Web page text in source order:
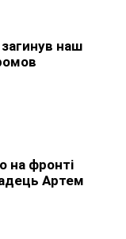
наш
на фронті
Артем